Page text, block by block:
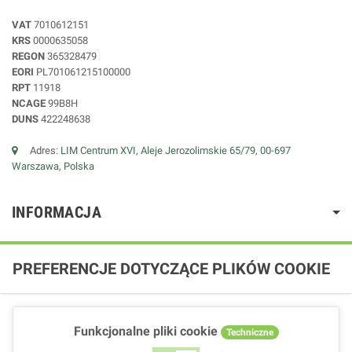
VAT 7010612151
KRS 0000635058
REGON 365328479
EORI PL701061215100000
RPT 11918
NCAGE 99B8H
DUNS 422248638
Adres: LIM Centrum XVI, Aleje Jerozolimskie 65/79, 00-697
Warszawa, Polska
INFORMACJA
PREFERENCJE DOTYCZĄCE PLIKÓW COOKIE
Funkcjonalne pliki cookie Techniczne